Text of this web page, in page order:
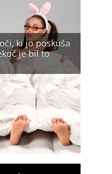
ki jo poskuša
je bil to